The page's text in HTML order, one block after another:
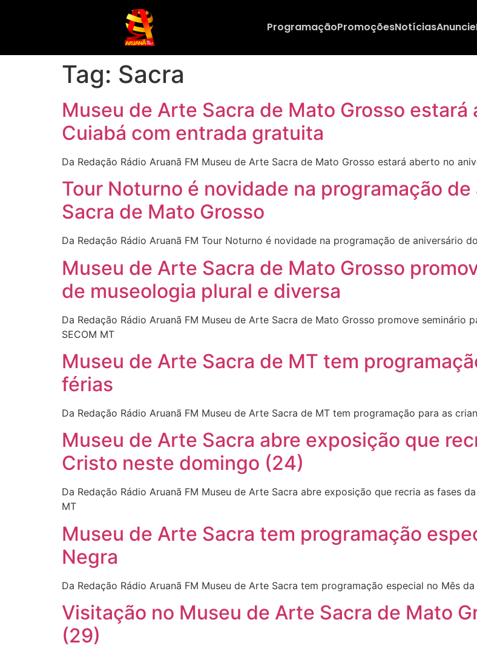
ProgramaçãoPromoçõesNotíciasAnuncie
Tag: Sacra
Museu de Arte Sacra de Mato Grosso
Cuiabá com entrada gratuita
Da Redação Rádio Aruanã FM Museu de Arte Sacra de Mato Grosso estará aberto no
Tour Noturno é novidade na programação
Sacra de Mato Grosso
Da Redação Rádio Aruanã FM Tour Noturno é novidade na programação de aniversário
Museu de Arte Sacra de Mato Grosso
de museologia plural e diversa
Da Redação Rádio Aruanã FM Museu de Arte Sacra de Mato Grosso promove seminário
SECOM MT
Museu de Arte Sacra de MT tem
férias
Da Redação Rádio Aruanã FM Museu de Arte Sacra de MT tem programação para as
Museu de Arte Sacra abre exposição que
Cristo neste domingo (24)
Da Redação Rádio Aruanã FM Museu de Arte Sacra abre exposição que recria as fases
MT
Museu de Arte Sacra tem programação
Negra
Da Redação Rádio Aruanã FM Museu de Arte Sacra tem programação especial no Mês
Visitação no Museu de Arte Sacra de Mato
(29)